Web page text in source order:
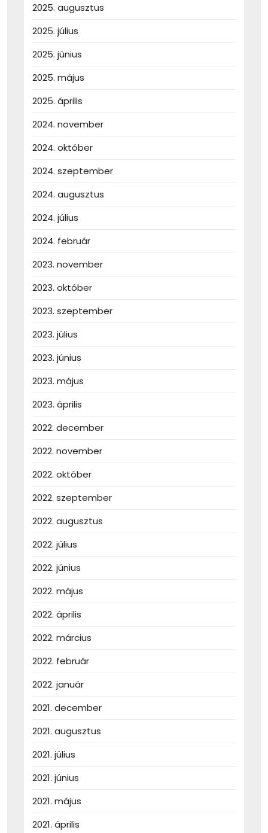
2025. augusztus
2025. július
2025. június
2025. május
2025. április
2024. november
2024. október
2024. szeptember
2024. augusztus
2024. július
2024. február
2023. november
2023. október
2023. szeptember
2023. július
2023. június
2023. május
2023. április
2022. december
2022. november
2022. október
2022. szeptember
2022. augusztus
2022. július
2022. június
2022. május
2022. április
2022. március
2022. február
2022. január
2021. december
2021. augusztus
2021. július
2021. június
2021. május
2021. április